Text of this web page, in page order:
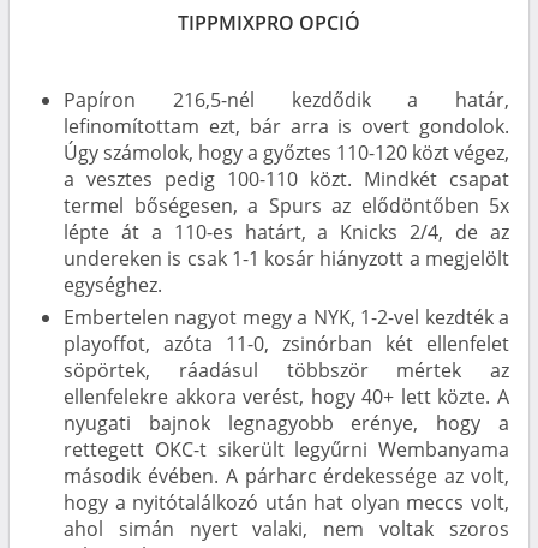
TIPPMIXPRO OPCIÓ
Papíron 216,5-nél kezdődik a határ,
lefinomítottam ezt, bár arra is overt gondolok.
Úgy számolok, hogy a győztes 110-120 közt végez,
a vesztes pedig 100-110 közt. Mindkét csapat
termel bőségesen, a Spurs az elődöntőben 5x
lépte át a 110-es határt, a Knicks 2/4, de az
undereken is csak 1-1 kosár hiányzott a megjelölt
egységhez.
Embertelen nagyot megy a NYK, 1-2-vel kezdték a
playoffot, azóta 11-0, zsinórban két ellenfelet
söpörtek, ráadásul többször mértek az
ellenfelekre akkora verést, hogy 40+ lett közte. A
nyugati bajnok legnagyobb erénye, hogy a
rettegett OKC-t sikerült legyűrni Wembanyama
második évében. A párharc érdekessége az volt,
hogy a nyitótalálkozó után hat olyan meccs volt,
ahol simán nyert valaki, nem voltak szoros